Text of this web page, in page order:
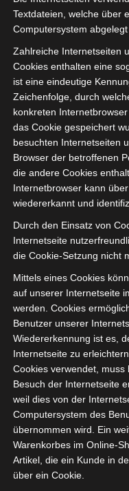
Textdateien, welche über
Computersystem
Zahlreiche Internetseiten
Cookies enthalten eine
ist eine eindeutige
Zeichenfolge, durch
konkreten
das Cookie gespeichert
besuchten Internetseiten
Browser der betroffenen
die andere Cookies
Internetbrowser kann
wiedererkannt und
Durch den Einsatz von
Internetseite
die Cookie-Setzung nicht
Mittels eines Cookies
auf unserer Internetseite
werden. Cookies
Benutzer unserer
Wiedererkennung ist es,
Internetseite zu
Cookies verwendet, muss
Besuch der Internetseite
weil dies von der
Computersystem des
übernommen wird. Ein
Warenkorbes im Online-
Artikel, die ein Kunde in
über ein Cookie.